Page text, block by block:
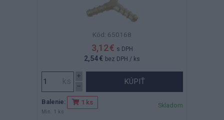
Kód: 650168
3,12 € s DPH
2,54 € bez DPH / ks
KÚPIŤ
Balenie: 1 ks
Min. 1 ks
Skladom